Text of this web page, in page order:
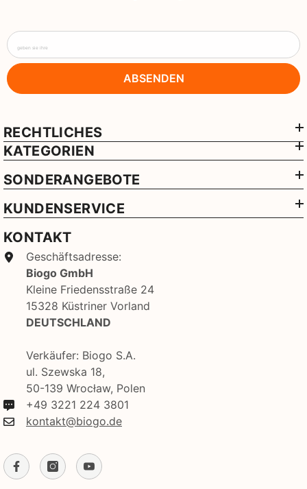
geben sie ihre
ABSENDEN
RECHTLICHES
KATEGORIEN
SONDERANGEBOTE
KUNDENSERVICE
KONTAKT
Geschäftsadresse:
Biogo GmbH
Kleine Friedensstraße 24
15328 Küstriner Vorland
DEUTSCHLAND
Verkäufer: Biogo S.A.
ul. Szewska 18,
50-139 Wrocław, Polen
+49 3221 224 3801
kontakt@biogo.de